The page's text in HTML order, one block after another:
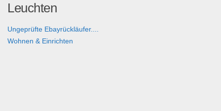
Leuchten
Ungeprüfte Ebayrückläufer....
Wohnen & Einrichten